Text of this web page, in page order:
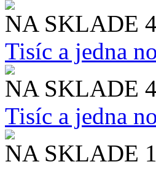
NA SKLADE
Tisíc a jedna
NA SKLADE
Tisíc a jedna
NA SKLADE